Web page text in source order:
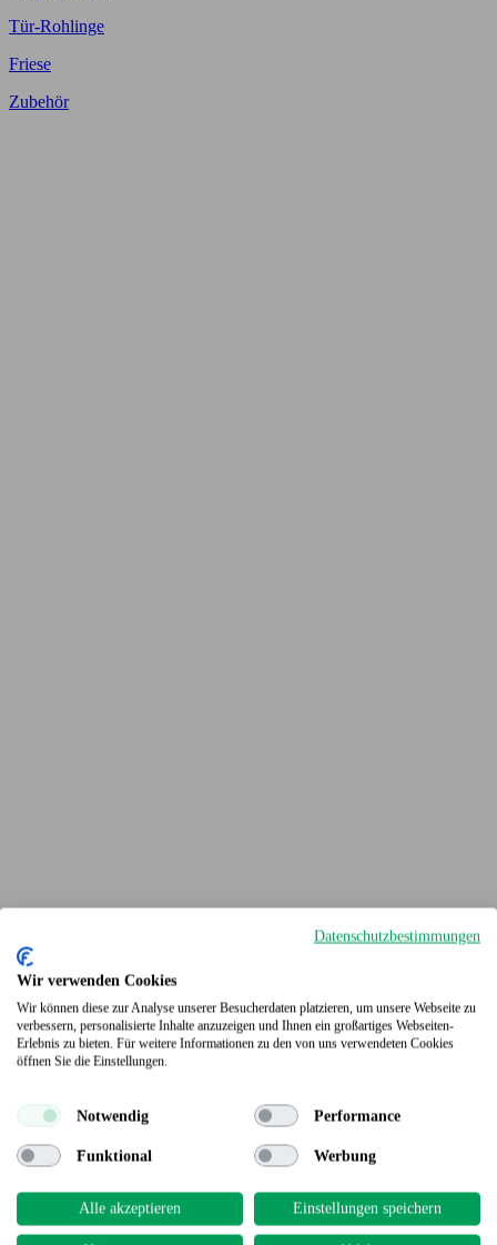
Tür-Rohlinge
Friese
Zubehör
Terrassendielen
Datenschutzbestimmungen
Wir verwenden Cookies
Wir können diese zur Analyse unserer Besucherdaten platzieren, um unsere Webseite zu
verbessern, personalisierte Inhalte anzuzeigen und Ihnen ein großartiges Webseiten-
Erlebnis zu bieten. Für weitere Informationen zu den von uns verwendeten Cookies
öffnen Sie die Einstellungen.
Notwendig Performance
Funktional Werbung
Alle akzeptieren Einstellungen speichern